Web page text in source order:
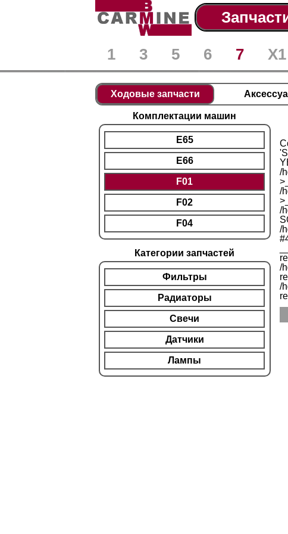
1 3 5 6 7 X1
Ходовые запчасти
Комплектации машин
E65
E66
F01
F02
F04
Категории запчастей
Фильтры
Радиаторы
Свечи
Датчики
Лампы
/
/
/
/
/
/